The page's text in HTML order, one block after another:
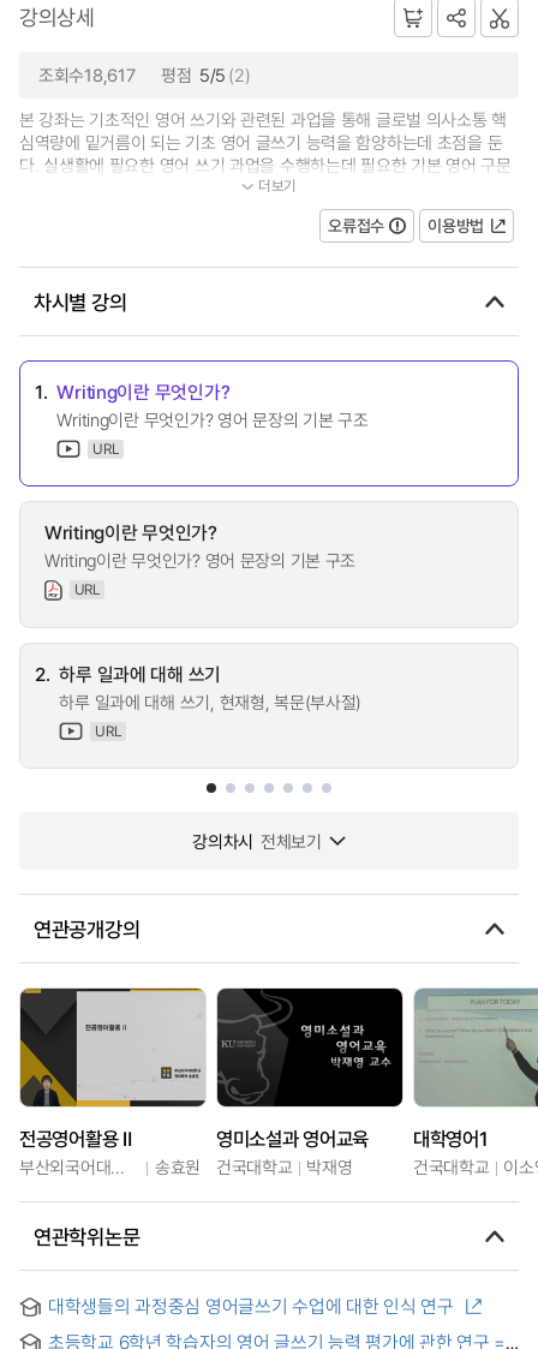
강의상세
조회수18,617 평점 5/5 (2)
본 강좌는 기초적인 영어 쓰기와 관련된 과업을 통해 글로벌 의사소통 핵
심역량에 밑거름이 되는 기초 영어 글쓰기 능력을 함양하는데 초점을 둔
다. 실생활에 필요한 영어 쓰기 과업을 수행하는데 필요한 기본 영어 구문
및 어휘를 학습하고, 이를 활용하... 더보기
오류접수 이용방법
차시별 강의
1. Writing이란 무엇인가?
Writing이란 무엇인가? 영어 문장의 기본 구조
URL
Writing이란 무엇인가?
Writing이란 무엇인가? 영어 문장의 기본 구조
URL
2. 하루 일과에 대해 쓰기
하루 일과에 대해 쓰기, 현재형, 복문(부사절)
URL
강의차시 전체보기
연관공개강의
전공영어활용 Ⅱ
부산외국어대학교 송효원
영미소설과 영어교육
건국대학교 박재영
대학영어1
건국대학교 이
연관학위논문
대학생들의 과정중심 영어글쓰기 수업에 대한 인식 연구
초등학교 6학년 학습자의 영어 글쓰기 능력 평가에 관한 연구 =